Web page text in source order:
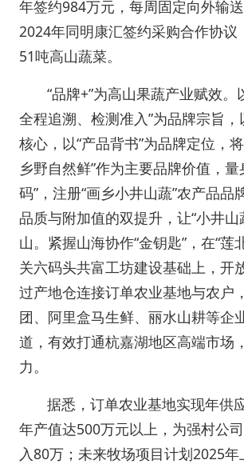
年签约984万元，每周固定向外输
2024年同明康汇签约采购合作协议
51吨高山蔬菜。
“品牌+”为高山果蔬产业赋效。
全程追溯、检测准入”为品牌宗旨，
核心，以“产品背书”为品牌定位，
乡野自然鲜”作为主要品牌价值，量
码”，注册“画乡小井山蔬”农产品品
品质与附加值的双提升，让“小井山
山。紧握山海协作“金钥匙”，在“莲
关六码头共富工坊建设基础上，开
过产地仓连接订单农业基地与农户
团、阿里盒马生鲜、丽水山耕等企
道，有效打通杭嘉湖地区高端市场
力。
据悉，订单农业基地实现年供
年产值达500万元以上，为强村公
入80万；未来牧场项目计划2025年